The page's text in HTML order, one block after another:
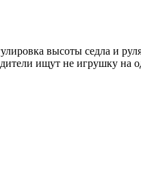
высоты седла и
ищут не игрушку на